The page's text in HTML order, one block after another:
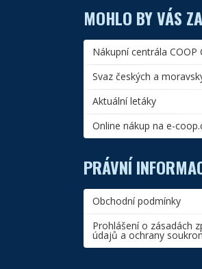
MOHLO BY VÁS
Nákupní centrála COOP
Svaz českých a
Aktuální letáky
Online nákup na e-
PRÁVNÍ
Obchodní podmínky
Prohlášení o zásadách
údajů a ochrany